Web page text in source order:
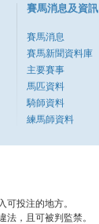
賽馬消息及資訊
賽馬消息
賽馬新聞資料庫
主要賽事
馬匹資料
騎師資料
練馬師資料
可投注的地方。
法，且可被判監禁。